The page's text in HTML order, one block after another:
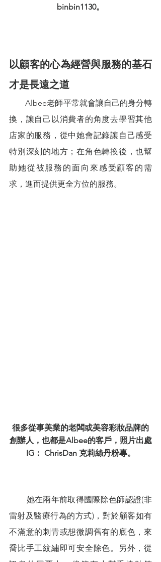
binbin1130。
以顧客的心為經營與服務的基石
才是長遠之道
        Albee老師平常就會讓自己的身分轉
換，讓自己以消費者的角度去學習其他
店家的服務，從中她會記錄讓自己感受
特別深刻的地方；在角色轉換後，也幫
助她從被服務的面向來感受顧客的需
求，進而提供更全方位的服務。
很多從事美業的老闆或美容彩妝品牌的
創辦人，也都是Albee的客戶，照片出處
IG： ChrisDan 克莉絲丹粉專。
雷射及醫療行為的方式)，對於顧客如有
不滿意的刺青或想微調舊有的底色，來
喬比手工紋繡即可安全除色。另外，從